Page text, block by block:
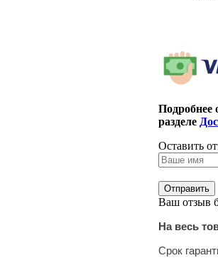
Подробнее
разделе
Оставить
Ваш отзыв
На весь
Срок